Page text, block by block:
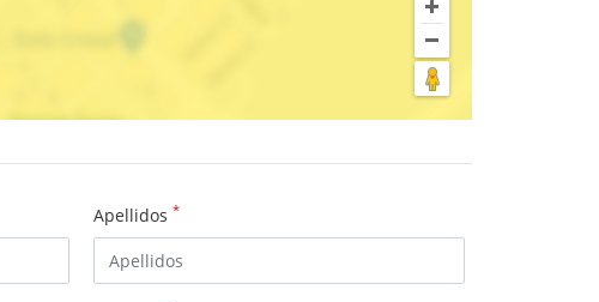
Apellidos *